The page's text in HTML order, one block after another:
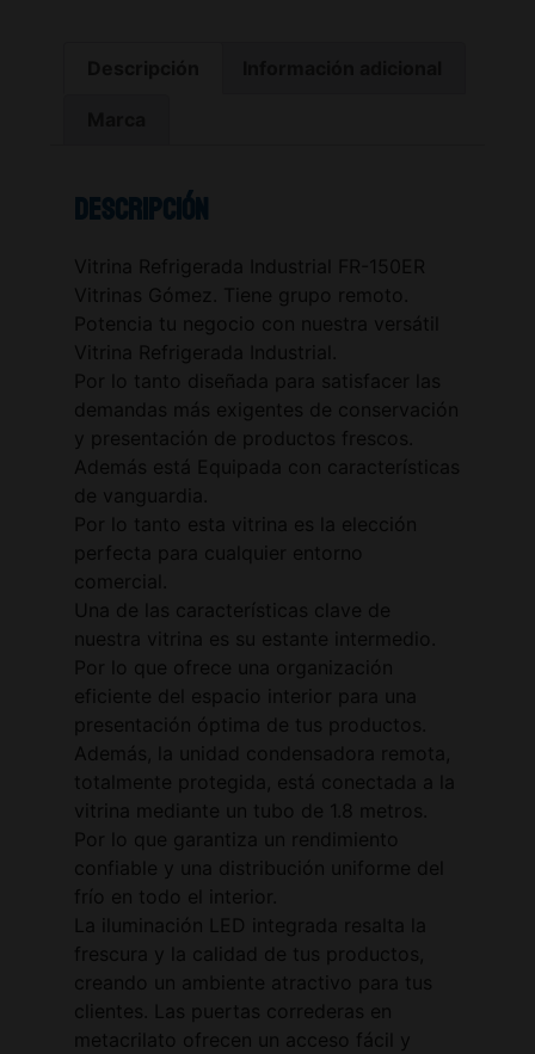
Descripción
Vitrina Refrigerada Industrial FR-150ER
Vitrinas Gómez. Tiene grupo remoto.
Potencia tu negocio con nuestra versátil
Vitrina Refrigerada Industrial.
Por lo tanto diseñada para satisfacer las
demandas más exigentes de conservación
y presentación de productos frescos.
Además está Equipada con características
de vanguardia.
Por lo tanto esta vitrina es la elección
perfecta para cualquier entorno
comercial.
Una de las características clave de
nuestra vitrina es su estante intermedio.
Por lo que ofrece una organización
eficiente del espacio interior para una
presentación óptima de tus productos.
Además, la unidad condensadora remota,
totalmente protegida, está conectada a la
vitrina mediante un tubo de 1.8 metros.
Por lo que garantiza un rendimiento
confiable y una distribución uniforme del
frío en todo el interior.
La iluminación LED integrada resalta la
frescura y la calidad de tus productos,
creando un ambiente atractivo para tus
clientes. Las puertas correderas en
metacrilato ofrecen un acceso fácil y